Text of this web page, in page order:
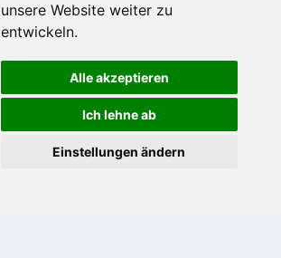
unsere Website weiter zu
entwickeln.
Alle akzeptieren
Ich lehne ab
Einstellungen ändern